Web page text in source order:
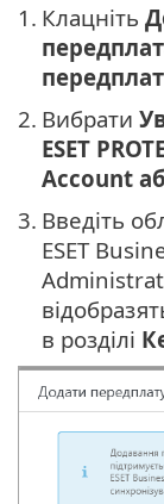
1. Клацніть
2. Вибрати
ESET
Account
3. Введіть
ESET
в розділі